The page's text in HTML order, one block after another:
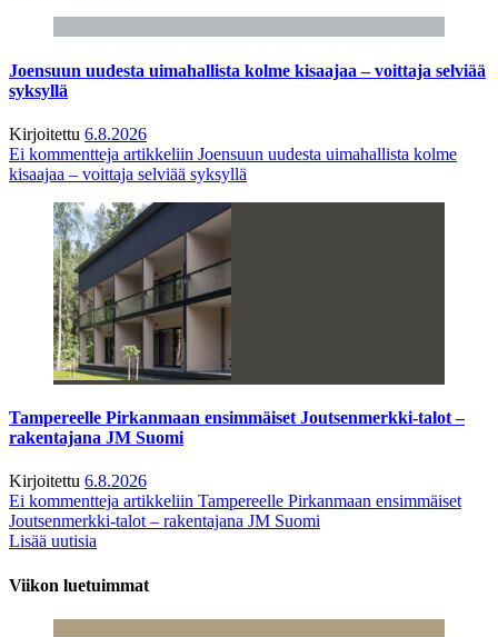
Joensuun uudesta uimahallista kolme kisaajaa – voittaja selviää
syksyllä
Kirjoitettu 6.8.2026
Ei kommentteja artikkeliin Joensuun uudesta uimahallista kolme
kisaajaa – voittaja selviää syksyllä
Tampereelle Pirkanmaan ensimmäiset Joutsenmerkki-talot –
rakentajana JM Suomi
Kirjoitettu 6.8.2026
Ei kommentteja artikkeliin Tampereelle Pirkanmaan ensimmäiset
Joutsenmerkki-talot – rakentajana JM Suomi
Lisää uutisia
Viikon luetuimmat